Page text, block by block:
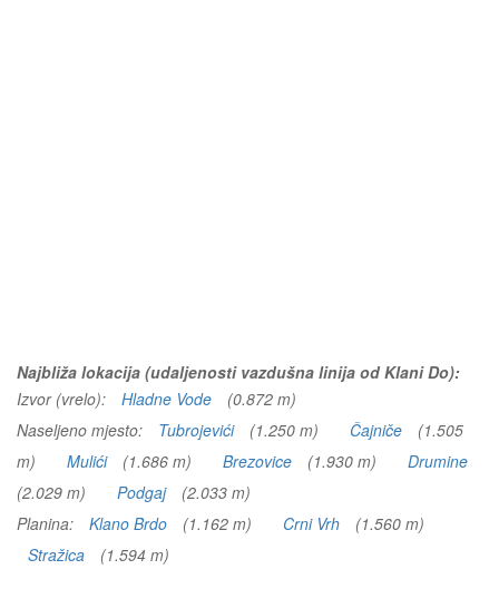
Najbliža lokacija (udaljenosti vazdušna linija od Klani Do):
Izvor (vrelo):
Hladne Vode
(0.872 m)
Naseljeno mjesto:
Tubrojevići (1.250 m) Čajniče
(1.505
m)
Mulići (1.686 m) Brezovice (1.930 m)
Drumine
(2.029 m)
Podgaj
(2.033 m)
Planina:
Klano Brdo (1.162 m) Crni Vrh
(1.560 m)
Stražica
(1.594 m)